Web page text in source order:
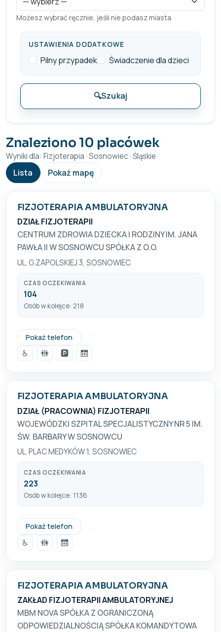
Możesz wybrać ręcznie, jeśli nie podasz miasta.
USTAWIENIA DODATKOWE
Pilny przypadek Świadczenie dla dzieci
🔍Szukaj
Znaleziono 10 placówek
Wyniki dla: Fizjoterapia · Sosnowiec · Śląskie
Lista Pokaż mapę
FIZJOTERAPIA AMBULATORYJNA
DZIAŁ FIZJOTERAPII
CENTRUM ZDROWIA DZIECKA I RODZINY IM. JANA
PAWŁA II W SOSNOWCU SPÓŁKA Z O.O.
UL. G.ZAPOLSKIEJ 3, SOSNOWIEC
CZAS OCZEKIWANIA
104
Osób w kolejce: 218
Pokaż telefon
+48 32 292 91 93
♿
🚻 🅿️ 🛗
FIZJOTERAPIA AMBULATORYJNA
DZIAŁ (PRACOWNIA) FIZJOTERAPII
WOJEWÓDZKI SZPITAL SPECJALISTYCZNY NR 5 IM.
ŚW. BARBARY W SOSNOWCU
UL. PLAC MEDYKÓW 1, SOSNOWIEC
CZAS OCZEKIWANIA
223
Osób w kolejce: 1136
Pokaż telefon
+48 32 368 27 82
♿
🚻 🛗
FIZJOTERAPIA AMBULATORYJNA
ZAKŁAD FIZJOTERAPII AMBULATORYJNEJ
MBM NOVA SPÓŁKA Z OGRANICZONĄ
ODPOWIEDZIALNOŚCIĄ SPÓŁKA KOMANDYTOWA